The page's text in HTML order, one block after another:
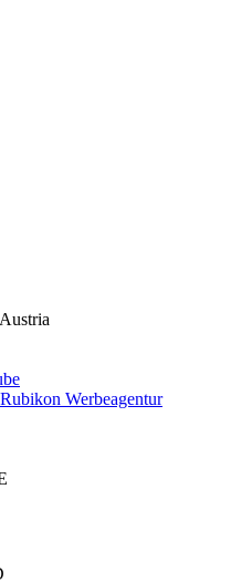
Werbeagentur